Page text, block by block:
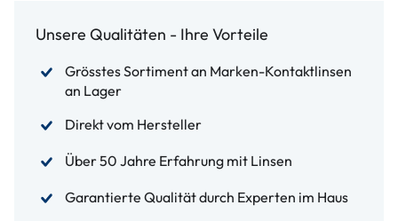
Unsere Qualitäten - Ihre Vorteile
Grösstes Sortiment an Marken-Kontaktlinsen
an Lager
Direkt vom Hersteller
Über 50 Jahre Erfahrung mit Linsen
Garantierte Qualität durch Experten im Haus